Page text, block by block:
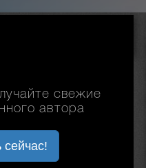
свежие
автора